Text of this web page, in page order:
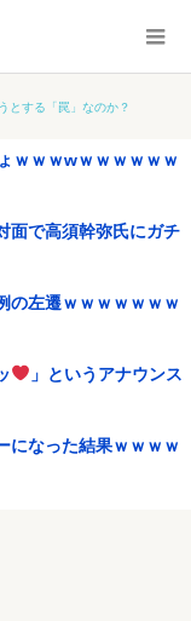
とする「罠」なのか？
ｗｗｗwｗｗｗｗｗｗ
面で高須幹弥氏にガチ
の左遷ｗｗｗｗｗｗｗ
」というアナウンス
になった結果ｗｗｗｗ